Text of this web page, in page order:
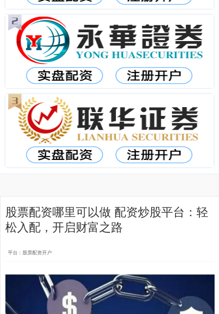
股票配资哪里可以做 配资炒股平台：轻
松入配，开启财富之路
平台：股票配资开户